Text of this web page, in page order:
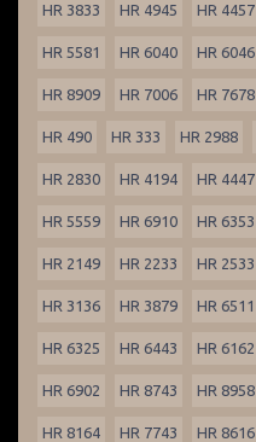
HR 3833 HR 4945 HR 4457
HR 5581 HR 6040 HR 6046
HR 8909 HR 7006 HR 7678
HR 490 HR 333 HR 2988
HR 2830 HR 4194 HR 4447
HR 5559 HR 6910 HR 6353
HR 2149 HR 2233 HR 2533
HR 3136 HR 3879 HR 6511
HR 6325 HR 6443 HR 6162
HR 6902 HR 8743 HR 8958
HR 8164 HR 7743 HR 8616